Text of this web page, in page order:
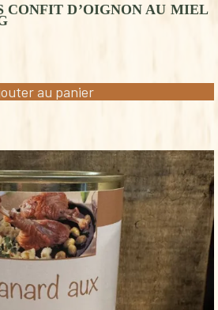
CONFIT D’OIGNON AU MIEL
au panier